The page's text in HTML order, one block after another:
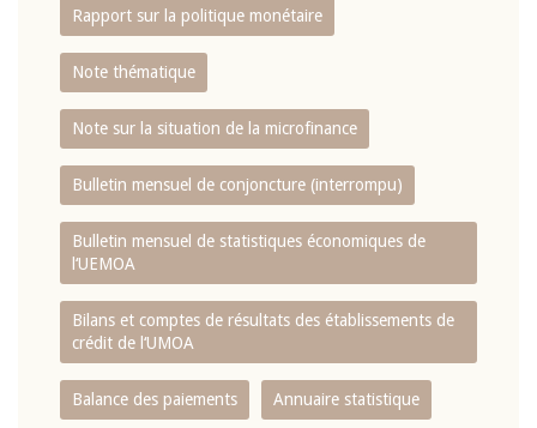
Rapport sur la politique monétaire
Note thématique
Note sur la situation de la microfinance
Bulletin mensuel de conjoncture (interrompu)
Bulletin mensuel de statistiques économiques de
l‘UEMOA
Bilans et comptes de résultats des établissements de
crédit de l‘UMOA
Balance des paiements Annuaire statistique